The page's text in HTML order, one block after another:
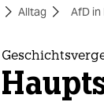
Alltag AfD in